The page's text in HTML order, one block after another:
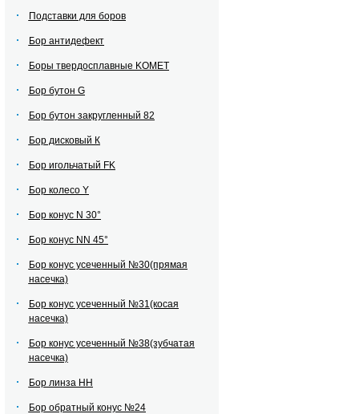
Подставки для боров
Бор антидефект
Боры твердосплавные KOMET
Бор бутон G
Бор бутон закругленный 82
Бор дисковый К
Бор игольчатый FK
Бор колесо Y
Бор конус N 30°
Бор конус NN 45°
Бор конус усеченный №30(прямая
насечка)
Бор конус усеченный №31(косая
насечка)
Бор конус усеченный №38(зубчатая
насечка)
Бор линза НН
Бор обратный конус №24